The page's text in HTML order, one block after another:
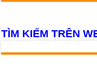
TÌM KIẾM TRÊN